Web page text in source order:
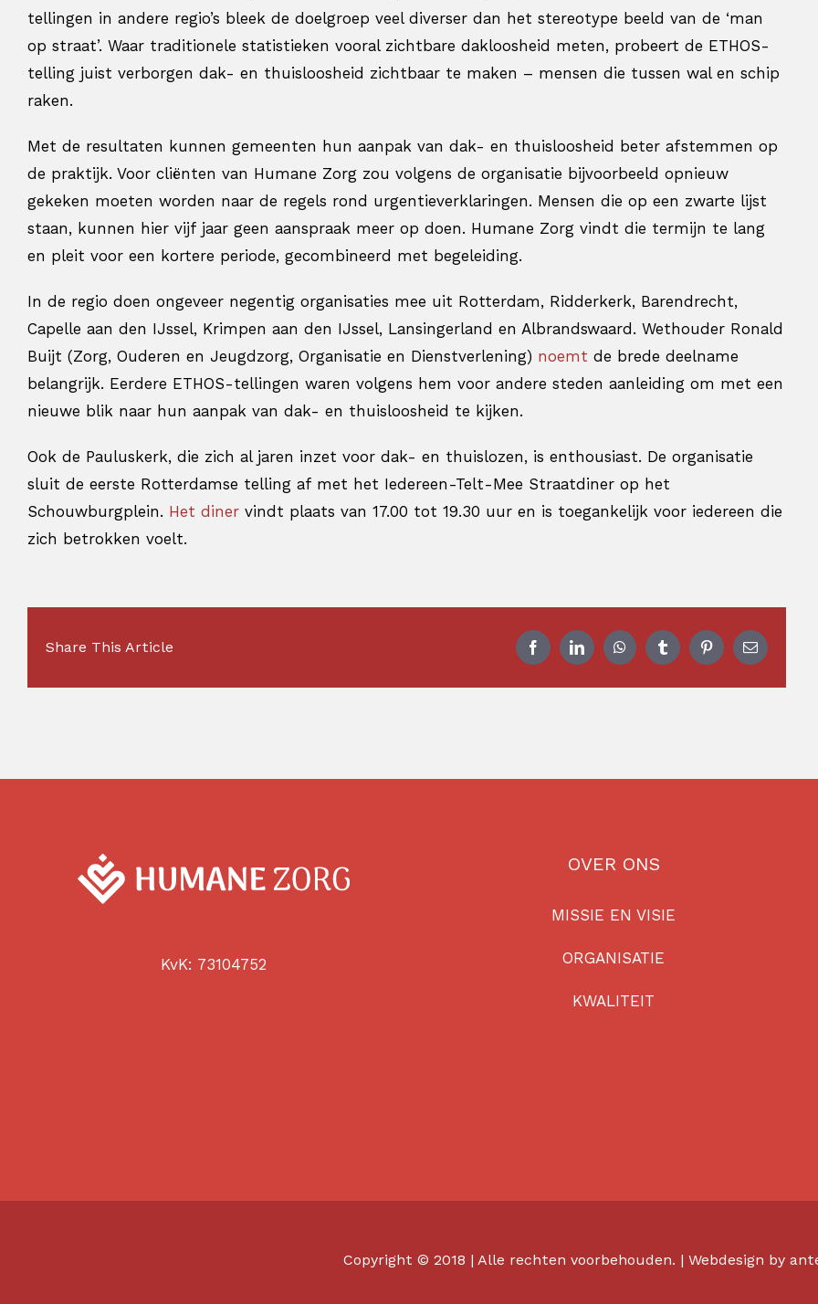
tellingen in andere regio’s bleek de doelgroep veel diverser dan het stereotype beeld van de ‘man
op straat’. Waar traditionele statistieken vooral zichtbare dakloosheid meten, probeert de ETHOS-
telling juist verborgen dak- en thuisloosheid zichtbaar te maken – mensen die tussen wal en schip
raken.
Met de resultaten kunnen gemeenten hun aanpak van dak- en thuisloosheid beter afstemmen op
de praktijk. Voor cliënten van Humane Zorg zou volgens de organisatie bijvoorbeeld opnieuw
gekeken moeten worden naar de regels rond urgentieverklaringen. Mensen die op een zwarte lijst
staan, kunnen hier vijf jaar geen aanspraak meer op doen. Humane Zorg vindt die termijn te lang
en pleit voor een kortere periode, gecombineerd met begeleiding.
In de regio doen ongeveer negentig organisaties mee uit Rotterdam, Ridderkerk, Barendrecht,
Capelle aan den IJssel, Krimpen aan den IJssel, Lansingerland en Albrandswaard. Wethouder Ronald
Buijt (Zorg, Ouderen en Jeugdzorg, Organisatie en Dienstverlening) noemt de brede deelname
belangrijk. Eerdere ETHOS-tellingen waren volgens hem voor andere steden aanleiding om met een
nieuwe blik naar hun aanpak van dak- en thuisloosheid te kijken.
Ook de Pauluskerk, die zich al jaren inzet voor dak- en thuislozen, is enthousiast. De organisatie
sluit de eerste Rotterdamse telling af met het Iedereen-Telt-Mee Straatdiner op het
Schouwburgplein. Het diner vindt plaats van 17.00 tot 19.30 uur en is toegankelijk voor iedereen die
zich betrokken voelt.
Share This Article FacebookLinkedInWhatsAppTumblr PinterestE-
mail
KvK: 73104752
OVER ONS
MISSIE EN VISIE
ORGANISATIE
KWALITEIT
Copyright © 2018 | Alle rechten voorbehouden. | Webdesign by